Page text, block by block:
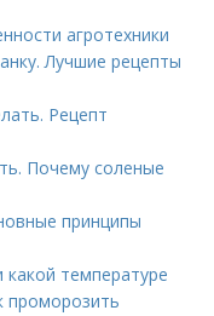
агротехники
Лучшие рецепты
Рецепт
Почему соленые
принципы
температуре
проморозить